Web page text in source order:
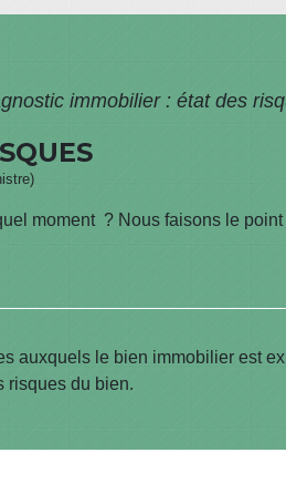
immobilier : état des
moment ? Nous faisons le
auxquels le bien immobilier est
risques du bien.